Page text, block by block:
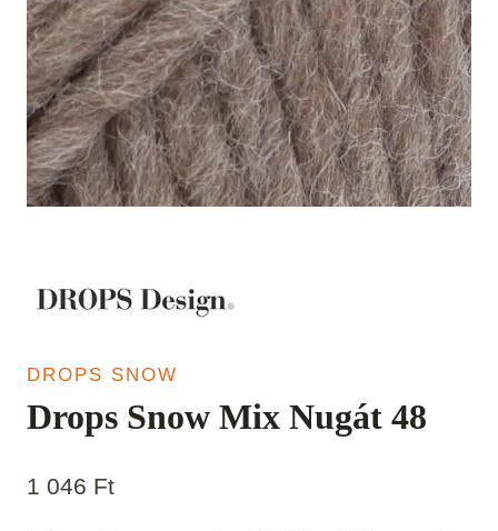
DROPS SNOW
Drops Snow Mix Nugát 48
1 046 Ft